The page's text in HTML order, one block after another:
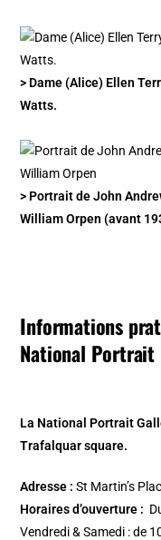
> Dame (Alice) Ellen
Watts.
> Portrait de John
William Orpen (avant
Informations
National Portrait
La National Portrait
Trafalquar square.
Adresse :St Martin’s
Horaires d’ouverture :
Vendredi & Samedi : de